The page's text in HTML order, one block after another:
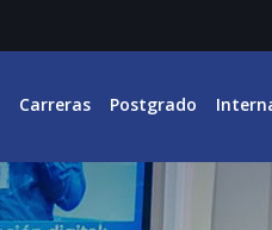
Carreras Postgrado